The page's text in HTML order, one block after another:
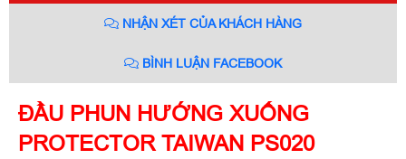
NHẬN XÉT CỦA KHÁCH HÀNG
BÌNH LUẬN FACEBOOK
ĐẦU PHUN HƯỚNG XUỐNG
PROTECTOR TAIWAN PS020